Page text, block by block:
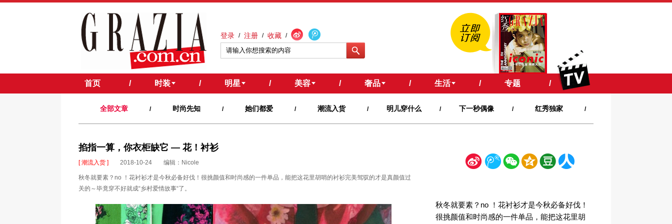
登录 / 注册 / 收藏 /
首页 / 时装 / 明星 / 美容 / 奢品 / 生活 / 专题 /
全部文章 / 时尚先知 / 她们都爱 / 潮流入货 / 明儿穿什么 / 下一秒偶像 / 红秀独家 /
掐指一算，你衣柜缺它 — 花！衬衫
[ 潮流入货 ] 2018-10-24 编辑：Nicole
秋冬就要素？no ！花衬衫才是今秋必备好伐！很挑颜值和时尚感的一件单品，能把这花里胡哨的衬衫完美驾驭的才是真颜值过
关的～毕竟穿不好就成“乡村爱情故事“了。
新 腾 微 空 豆
秋冬就要素？ no ！花衬衫才是今秋必备好伐！
很挑颜值和时尚感的一件单品，能把这花里胡